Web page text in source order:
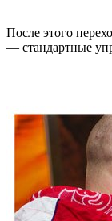
После этого
— стандартные